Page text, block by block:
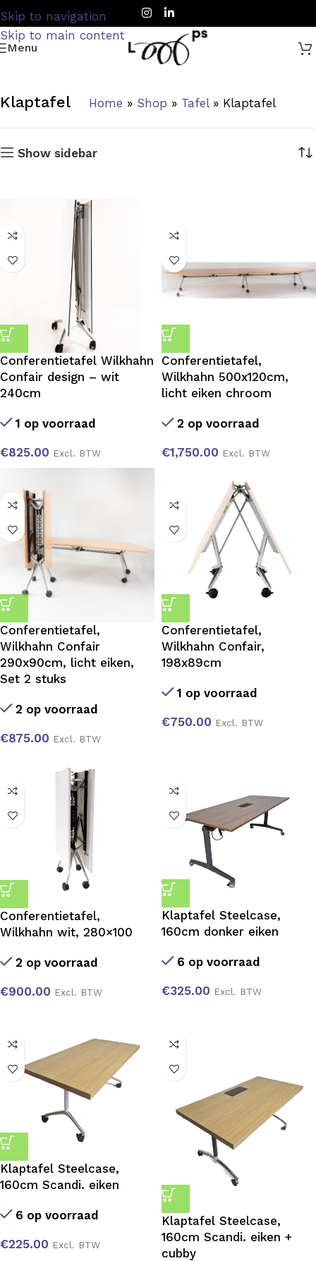
Skip to navigation
Skip to main content
Menu
Klaptafel Home » Shop » Tafel» Klaptafel
Show sidebar
Conferentietafel Wilkhahn
Confair design – wit
240cm
1 op voorraad
€825.00 Excl. BTW
Conferentietafel,
Wilkhahn 500x120cm,
licht eiken chroom
2 op voorraad
€1,750.00 Excl. BTW
Conferentietafel,
Wilkhahn Confair
290x90cm, licht eiken,
Set 2 stuks
2 op voorraad
€875.00 Excl. BTW
Conferentietafel,
Wilkhahn Confair,
198x89cm
1 op voorraad
€750.00 Excl. BTW
Conferentietafel,
Wilkhahn wit, 280×100
2 op voorraad
€900.00 Excl. BTW
Klaptafel Steelcase,
160cm donker eiken
6 op voorraad
€325.00 Excl. BTW
Klaptafel Steelcase,
160cm Scandi. eiken
6 op voorraad
€225.00 Excl. BTW
Klaptafel Steelcase,
160cm Scandi. eiken +
cubby